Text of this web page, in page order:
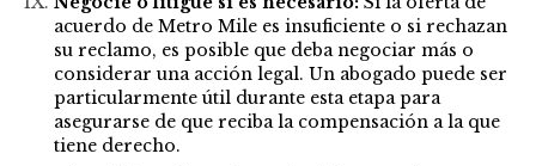
acuerdo de Metro Mile es insuficiente o si rechazan
su reclamo, es posible que deba negociar más o
considerar una acción legal. Un abogado puede ser
particularmente útil durante esta etapa para
asegurarse de que reciba la compensación a la que
tiene derecho.